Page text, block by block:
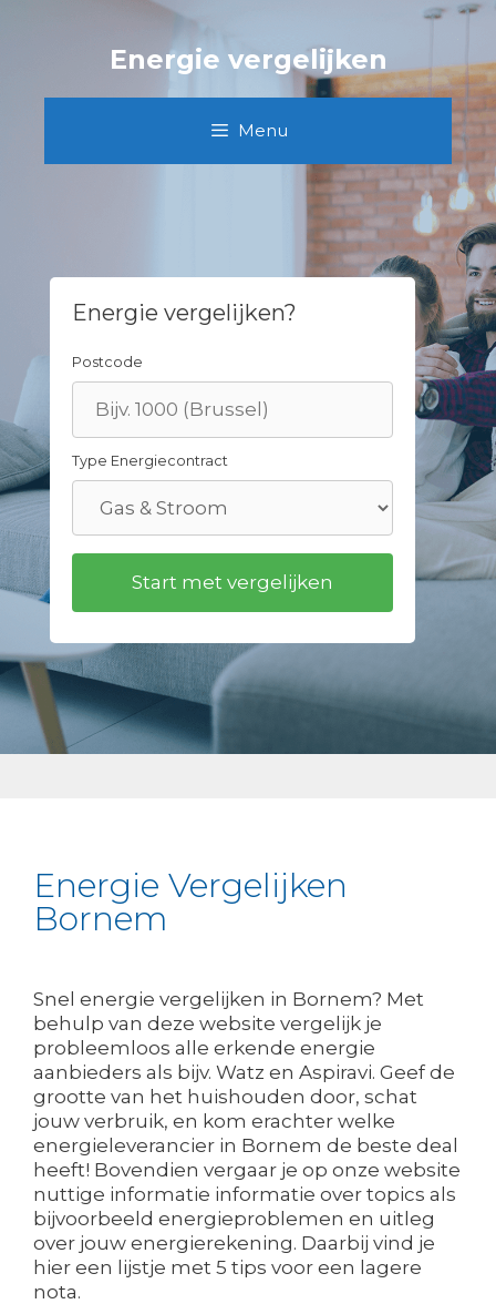
Energie vergelijken
Menu
Energie vergelijken?
Postcode
Type Energiecontract
Energie Vergelijken
Bornem
Snel energie vergelijken in Bornem? Met
behulp van deze website vergelijk je
probleemloos alle erkende energie
aanbieders als bijv. Watz en Aspiravi. Geef de
grootte van het huishouden door, schat
jouw verbruik, en kom erachter welke
energieleverancier in Bornem de beste deal
heeft! Bovendien vergaar je op onze website
nuttige informatie informatie over topics als
bijvoorbeeld energieproblemen en uitleg
over jouw energierekening. Daarbij vind je
hier een lijstje met 5 tips voor een lagere
nota.